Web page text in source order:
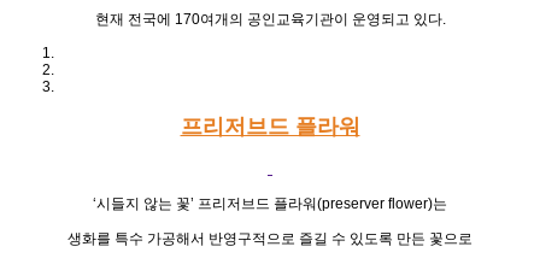
현재 전국에 170여개의 공인교육기관이 운영되고 있다.
프리저브드 플라워
‘시들지 않는 꽃’ 프리저브드 플라워(preserver flower)는
생화를 특수 가공해서 반영구적으로 즐길 수 있도록 만든 꽃으로